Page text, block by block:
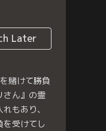
Later
賭けて勝負
さん』の霊
もあり、
を受けてし